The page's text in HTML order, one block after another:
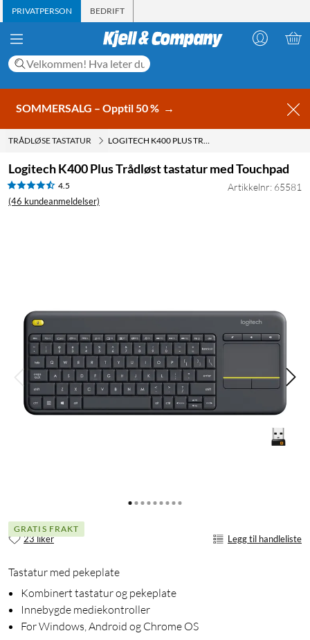
PRIVATPERSON BEDRIFT
SOMMERSALG – Opptil 50 % →
TRÅDLØSE TASTATUR LOGITECH K400 PLUS TRÅDLØST TASTATUR MED TOUCHPAD
Logitech K400 Plus Trådløst tastatur med Touchpad
4.5
(46 kundeanmeldelser)
Artikkelnr: 65581
GRATIS FRAKT
23 liker Legg til handleliste
Tastatur med pekeplate
Kombinert tastatur og pekeplate
Innebygde mediekontroller
For Windows, Android og Chrome OS